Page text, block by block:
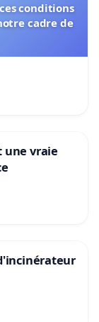
conditions
cadre de
une vraie